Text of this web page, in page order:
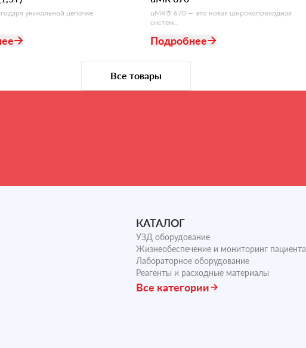
уникальной цепочке
uMR® 670 — это новая широкопроходная
систем...
Подробнее
Все товары
КАТАЛОГ
УЗД оборудование
Жизнеобеспечение и мониторинг пациента
Лабораторное оборудование
Реагенты и расходные материалы
Все категории